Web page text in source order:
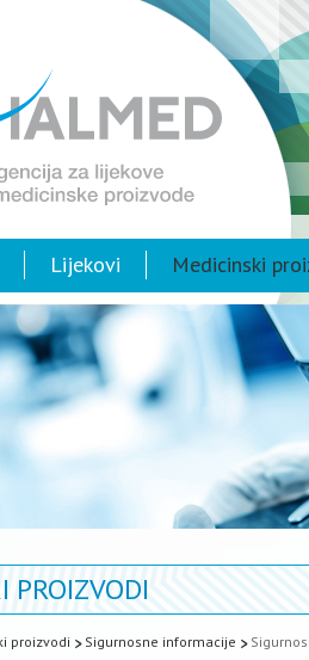
Lijekovi Medicinski
PROIZVODI
proizvodi Sigurnosne informacije